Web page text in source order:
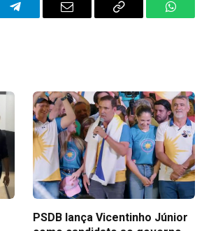
Telegram Email
Copy
WhatsApp
PSDB lança Vicentinho Júnior